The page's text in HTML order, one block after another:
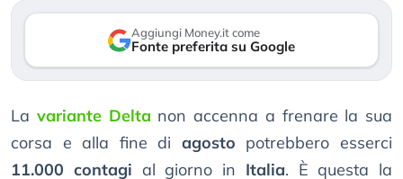
Aggiungi Money.it come
Fonte preferita su Google
La variante Delta non accenna a frenare la sua
corsa e alla fine di agosto potrebbero esserci
11.000 contagi al giorno in Italia. È questa la